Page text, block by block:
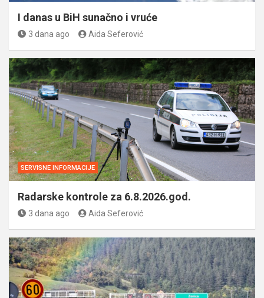
I danas u BiH sunačno i vruće
3 dana ago Aida Seferović
SERVISNE INFORMACIJE
Radarske kontrole za 6.8.2026.god.
3 dana ago Aida Seferović